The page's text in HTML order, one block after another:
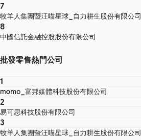
7
牧羊人集團暨汪喵星球_自力耕生股份有限公司
8
中國信託金融控股股份有限公司
批發零售熱門公司
1
momo_富邦媒體科技股份有限公司
2
易可思科技股份有限公司
3
牧羊人集團暨汪喵星球_自力耕生股份有限公司